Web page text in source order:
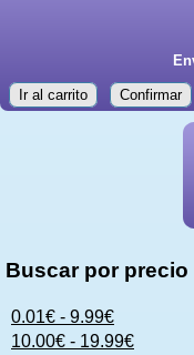
Ir al carrito Confirmar
Buscar por precio
0.01€ - 9.99€
10.00€ - 19.99€